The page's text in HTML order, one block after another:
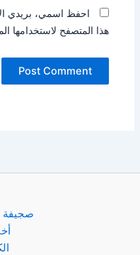
احفظ اسمي، بريدي
هذا المتصفح لاستخدامها
صجيفة